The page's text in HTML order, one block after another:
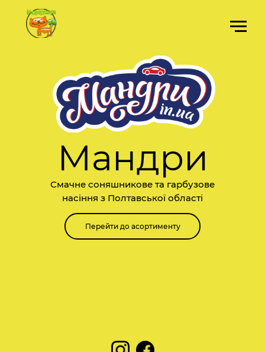
Мандри
Смачне соняшникове та гарбузове
насіння з Полтавської області
Перейти до асортименту